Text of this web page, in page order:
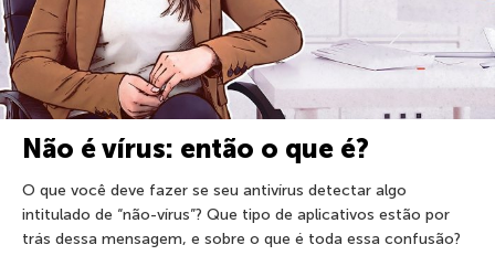
Não é vírus: então o que é?
O que você deve fazer se seu antivírus detectar algo
intitulado de “não-vírus”? Que tipo de aplicativos estão por
trás dessa mensagem, e sobre o que é toda essa confusão?